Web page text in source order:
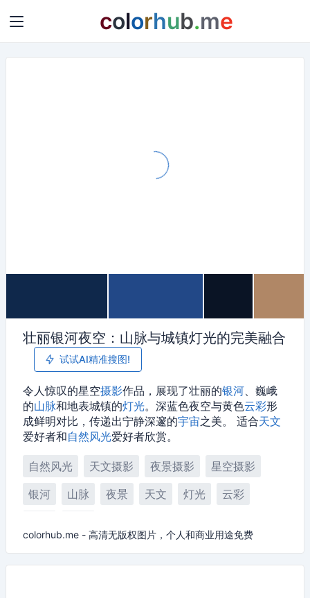
colorhub.me
壮丽银河夜空：山脉与城镇灯光的完美融合
试试AI精准搜图!
令人惊叹的星空摄影作品，展现了壮丽的银河、巍峨
的山脉和地表城镇的灯光。深蓝色夜空与黄色云彩形
成鲜明对比，传递出宁静深邃的宇宙之美。 适合天文
爱好者和自然风光爱好者欣赏。
自然风光 天文摄影 夜景摄影
星空摄影
银河
山脉 夜景 天文 灯光
云彩
colorhub.me - 高清无版权图片，个人和商业用途免费